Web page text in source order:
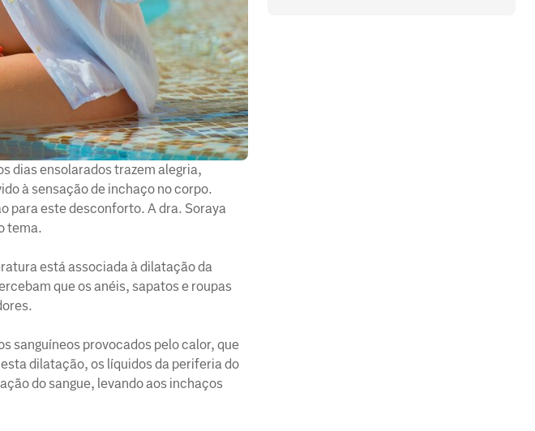
dias ensolarados trazem alegria,
à sensação de inchaço no corpo.
para este desconforto. A dra. Soraya
tema.
está associada à dilatação da
que os anéis, sapatos e roupas
sanguíneos provocados pelo calor, que
dilatação, os líquidos da periferia do
do sangue, levando aos inchaços